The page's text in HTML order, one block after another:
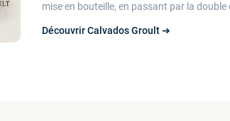
mise en bouteille, en passant par la
Découvrir Calvados Groult ➔